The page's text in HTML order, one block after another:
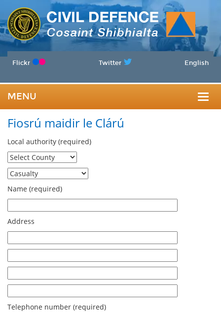
Flickr Twitter English
MENU
Fiosrú maidir le Clárú
Local authority (required)
Name (required)
Address
Telephone number (required)